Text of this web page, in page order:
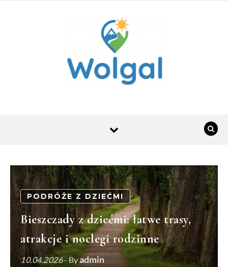
PODRÓŻE Z DZIEĆMI
Bieszczady z dziećmi: łatwe trasy,
atrakcje i noclegi rodzinne
10.04.2026- Byadmin